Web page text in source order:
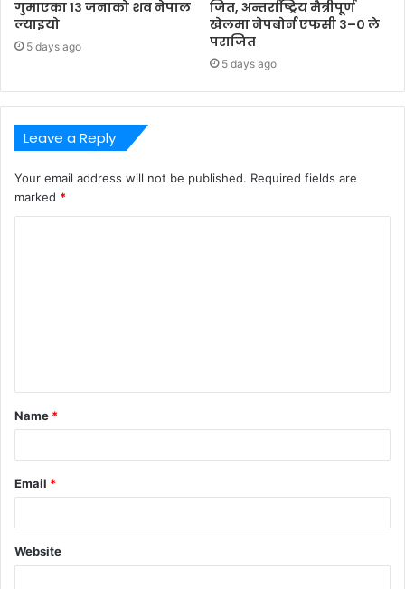
गुमाएका १३ जनाको शव नेपाल
ल्याइयो
5 days ago
जित, अन्तर्राष्ट्रिय मैत्रीपूर्ण
खेलमा नेपबोर्न एफसी ३–० ले
पराजित
5 days ago
Leave a Reply
Your email address will not be published. Required fields are
marked *
t
*
Name *
Email *
Website